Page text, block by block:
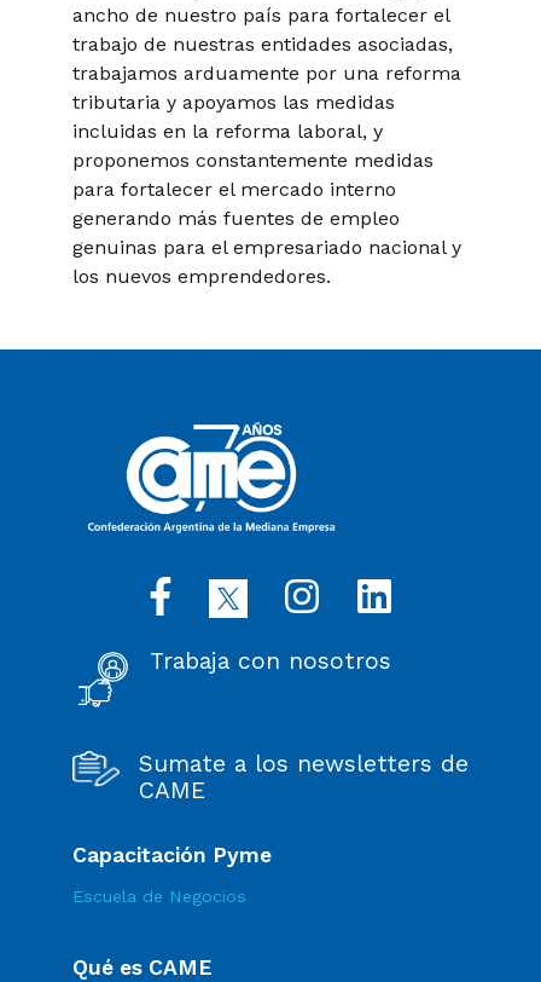
ancho de nuestro país para fortalecer el
trabajo de nuestras entidades asociadas,
trabajamos arduamente por una reforma
tributaria y apoyamos las medidas
incluidas en la reforma laboral, y
proponemos constantemente medidas
para fortalecer el mercado interno
generando más fuentes de empleo
genuinas para el empresariado nacional y
los nuevos emprendedores.
Trabaja con nosotros
Sumate a los newsletters de
CAME
Capacitación Pyme
Escuela de Negocios
Qué es CAME